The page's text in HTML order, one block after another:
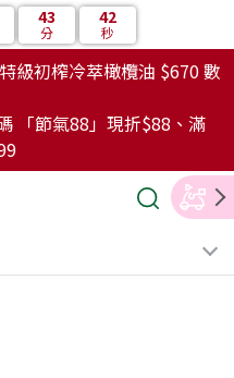
43
分
42
秒
級初榨冷萃橄欖油 $670 數
「節氣88」現折$88、滿